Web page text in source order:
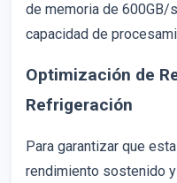
de memoria de 600GB/
capacidad de
Optimización de
Refrigeración
Para garantizar que
rendimiento sostenido